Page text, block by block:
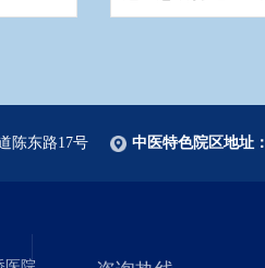
陈东路17号 中医特色院区地址